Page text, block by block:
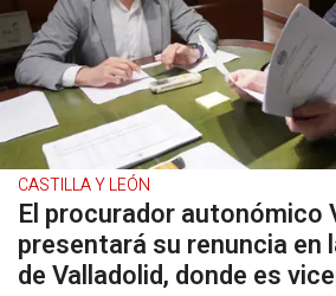
CASTILLA Y LEÓN
El procurador autonómico
presentará su renuncia en
de Valladolid, donde es